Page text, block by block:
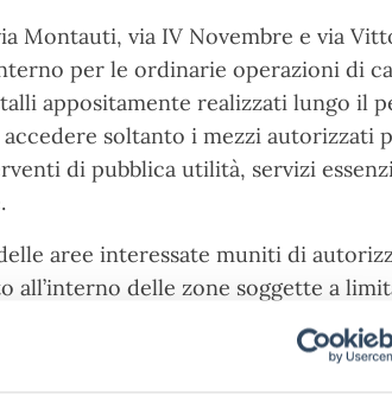
Montauti, via IV Novembre e via
per le ordinarie operazioni di
appositamente realizzati lungo il
soltanto i mezzi autorizzati
di pubblica utilità, servizi
aree interessate muniti di
delle zone soggette a
ai titolari di contrassegno europeo
I residenti abilitati potranno
raggiungere eventuali posti auto